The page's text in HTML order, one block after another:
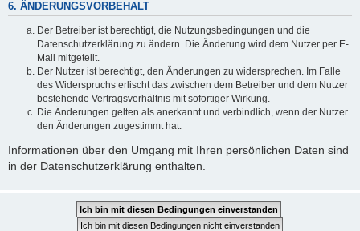
6. ÄNDERUNGSVORBEHALT
Der Betreiber ist berechtigt, die Nutzungsbedingungen und die
Datenschutzerklärung zu ändern. Die Änderung wird dem Nutzer per E-
Mail mitgeteilt.
Der Nutzer ist berechtigt, den Änderungen zu widersprechen. Im Falle
des Widerspruchs erlischt das zwischen dem Betreiber und dem Nutzer
bestehende Vertragsverhältnis mit sofortiger Wirkung.
Die Änderungen gelten als anerkannt und verbindlich, wenn der Nutzer
den Änderungen zugestimmt hat.
Informationen über den Umgang mit Ihren persönlichen Daten sind
in der Datenschutzerklärung enthalten.